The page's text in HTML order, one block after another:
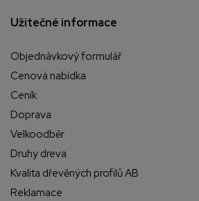
Užitečné informace
Objednávkový formulář
Cenová nabídka
Ceník
Doprava
Velkoodběr
Druhy dreva
Kvalita dřevěných profilů AB
Reklamace